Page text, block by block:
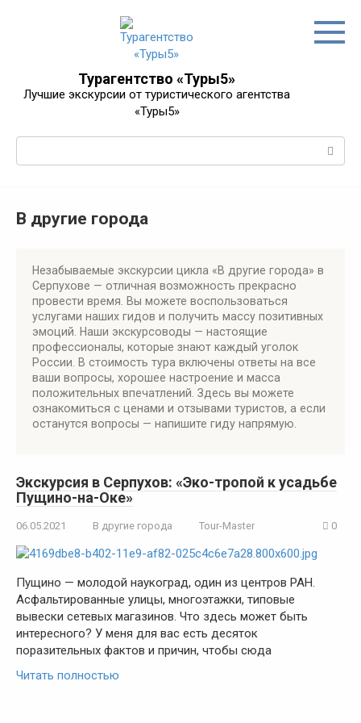
Турагентство «Туры5»
Лучшие экскурсии от туристического агентства
«Туры5»
В другие города
Незабываемые экскурсии цикла «В другие города» в
Серпухове — отличная возможность прекрасно
провести время. Вы можете воспользоваться
услугами наших гидов и получить массу позитивных
эмоций. Наши экскурсоводы — настоящие
профессионалы, которые знают каждый уголок
России. В стоимость тура включены ответы на все
ваши вопросы, хорошее настроение и масса
положительных впечатлений. Здесь вы можете
ознакомиться с ценами и отзывами туристов, а если
останутся вопросы — напишите гиду напрямую.
Экскурсия в Серпухов: «Эко-тропой к усадьбе
Пущино-на-Оке»
06.05.2021 В другие города Tour-Master 0
Пущино — молодой наукоград, один из центров РАН.
Асфальтированные улицы, многоэтажки, типовые
вывески сетевых магазинов. Что здесь может быть
интересного? У меня для вас есть десяток
поразительных фактов и причин, чтобы сюда
Читать полностью